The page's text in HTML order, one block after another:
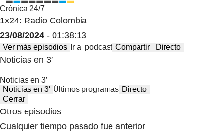
Crónica 24/7
1x24: Radio Colombia
23/08/2024 - 01:38:13
Ver más episodios Ir al podcast Compartir Directo
Noticias en 3′
Noticias en 3′
Noticias en 3′ Últimos programas Directo
Cerrar
Otros episodios
Cualquier tiempo pasado fue anterior